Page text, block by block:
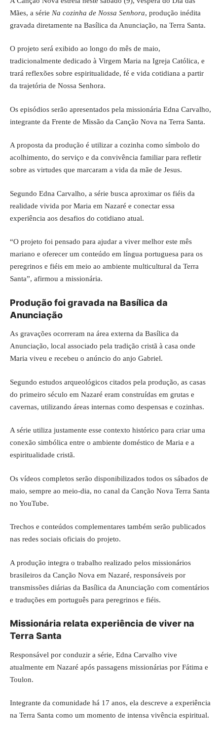
Mães, a série Na cozinha de Nossa Senhora, produção inédita
gravada diretamente na Basílica da Anunciação, na Terra Santa.
O projeto será exibido ao longo do mês de maio,
tradicionalmente dedicado à Virgem Maria na Igreja Católica, e
trará reflexões sobre espiritualidade, fé e vida cotidiana a partir
da trajetória de Nossa Senhora.
Os episódios serão apresentados pela missionária Edna Carvalho,
integrante da Frente de Missão da Canção Nova na Terra Santa.
A proposta da produção é utilizar a cozinha como símbolo do
acolhimento, do serviço e da convivência familiar para refletir
sobre as virtudes que marcaram a vida da mãe de Jesus.
Segundo Edna Carvalho, a série busca aproximar os fiéis da
realidade vivida por Maria em Nazaré e conectar essa
experiência aos desafios do cotidiano atual.
“O projeto foi pensado para ajudar a viver melhor este mês
mariano e oferecer um conteúdo em língua portuguesa para os
peregrinos e fiéis em meio ao ambiente multicultural da Terra
Santa”, afirmou a missionária.
Produção foi gravada na Basílica da
Anunciação
As gravações ocorreram na área externa da Basílica da
Anunciação, local associado pela tradição cristã à casa onde
Maria viveu e recebeu o anúncio do anjo Gabriel.
Segundo estudos arqueológicos citados pela produção, as casas
do primeiro século em Nazaré eram construídas em grutas e
cavernas, utilizando áreas internas como despensas e cozinhas.
A série utiliza justamente esse contexto histórico para criar uma
conexão simbólica entre o ambiente doméstico de Maria e a
espiritualidade cristã.
Os vídeos completos serão disponibilizados todos os sábados de
maio, sempre ao meio-dia, no canal da Canção Nova Terra Santa
no YouTube.
Trechos e conteúdos complementares também serão publicados
nas redes sociais oficiais do projeto.
A produção integra o trabalho realizado pelos missionários
brasileiros da Canção Nova em Nazaré, responsáveis por
transmissões diárias da Basílica da Anunciação com comentários
e traduções em português para peregrinos e fiéis.
Missionária relata experiência de viver na
Terra Santa
Responsável por conduzir a série, Edna Carvalho vive
atualmente em Nazaré após passagens missionárias por Fátima e
Toulon.
Integrante da comunidade há 17 anos, ela descreve a experiência
na Terra Santa como um momento de intensa vivência espiritual.